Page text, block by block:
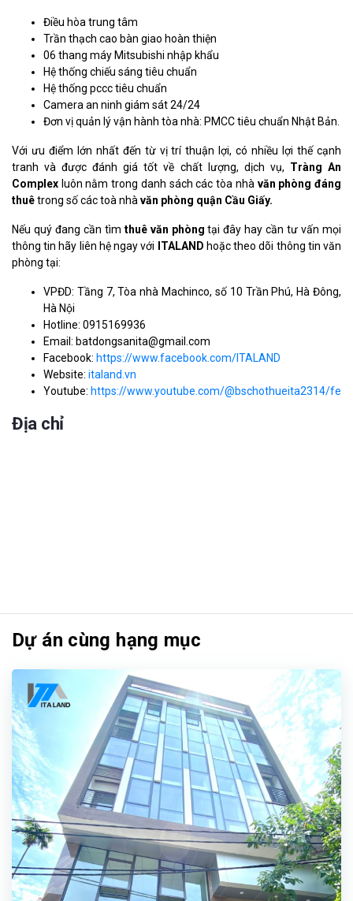
Điều hòa trung tâm
Trần thạch cao bàn giao hoàn thiện
06 thang máy Mitsubishi nhập khẩu
Hệ thống chiếu sáng tiêu chuẩn
Hệ thống pccc tiêu chuẩn
Camera an ninh giám sát 24/24
Đơn vị quản lý vận hành tòa nhà: PMCC tiêu chuẩn Nhật Bản.
Với ưu điểm lớn nhất đến từ vị trí thuận lợi, có nhiều lợi thế cạnh
tranh và được đánh giá tốt về chất lượng, dịch vụ, Tràng An
Complex luôn nằm trong danh sách các tòa nhà văn phòng đáng
thuêtrong số các toà nhà văn phòng quận Cầu Giấy.
Nếu quý đang cần tìm thuê văn phòngtại đây hay cần tư vấn mọi
thông tin hãy liên hệ ngay với
ITALAND hoặc theo dõi thông tin văn
phòng tại:
VPĐD: Tầng 7, Tòa nhà Machinco, số 10 Trần Phú, Hà Đông,
Hà Nội
Hotline: 0915169936
Email: batdongsanita@gmail.com
Facebook: https://www.facebook.com/ITALAND
Website: italand.vn
Youtube: https://www.youtube.com/@bschothueita2314/
Địa chỉ
Dự án cùng hạng mục